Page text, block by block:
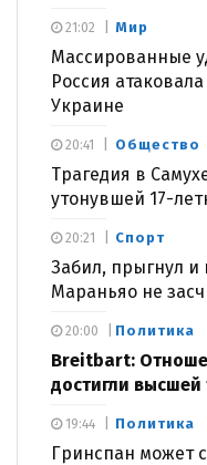
Мир
Массированные
Россия
Украине
21:02
Общество
Трагедия в
утонувшей 17-
20:41
Спорт
Забил, прыгнул и
Мараньяо не
20:21
Политика
Breitbart:
достигли высшей
20:00
Политика
Гринспан может
19:44